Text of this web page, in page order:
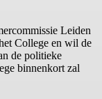
Leiden
College en wil de
de politieke
binnenkort zal